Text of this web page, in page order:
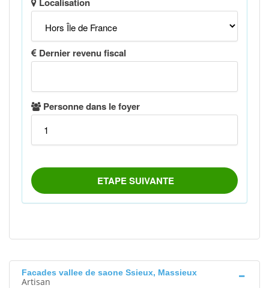
Facades vallee de saone Ssieux, Massieux
Artisan